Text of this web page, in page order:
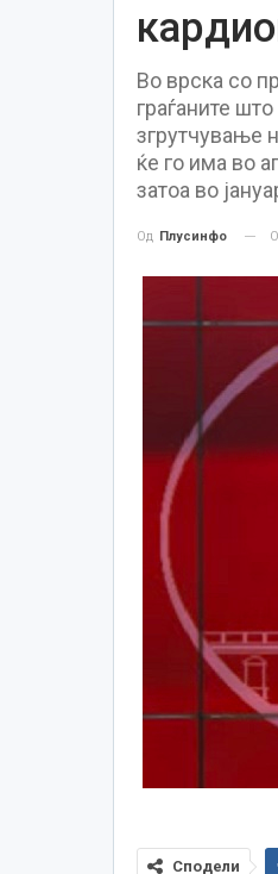
Во врска со
граѓаните
згрутчување
ќе го има во
затоа во
Од Плусинфо
Сподели